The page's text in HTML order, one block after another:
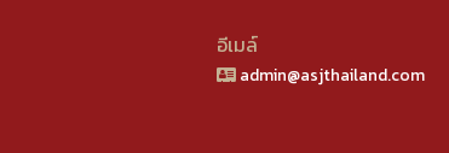
อีเมล์
admin@asjthailand.com